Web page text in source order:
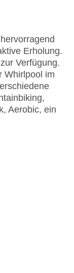
Erholung.
Verfügung.
Whirlpool im
Aerobic, ein